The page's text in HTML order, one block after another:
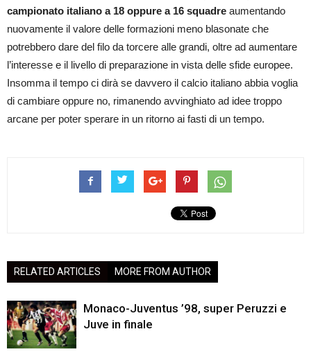
campionato italiano a 18 oppure a 16 squadre aumentando
nuovamente il valore delle formazioni meno blasonate che
potrebbero dare del filo da torcere alle grandi, oltre ad aumentare
l’interesse e il livello di preparazione in vista delle sfide europee.
Insomma il tempo ci dirà se davvero il calcio italiano abbia voglia
di cambiare oppure no, rimanendo avvinghiato ad idee troppo
arcane per poter sperare in un ritorno ai fasti di un tempo.
RELATED ARTICLES MORE FROM AUTHOR
Monaco-Juventus ’98, super Peruzzi e
Juve in finale